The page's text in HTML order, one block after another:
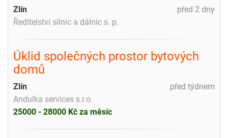
před 2 dny
Zlín
Ředitelství silnic a dálnic s. p.
Úklid společných prostor bytových
domů
před týdnem
Zlín
Andulka services s.r.o.
25000 - 28000 Kč za měsíc